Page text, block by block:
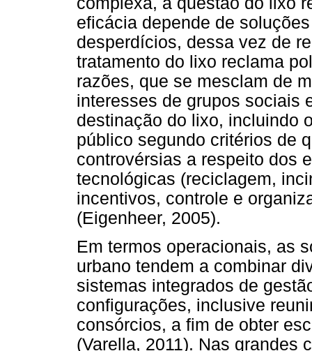
eficácia depende de
desperdícios, dessa vez de
tratamento do lixo reclama
razões, que se mesclam de
interesses de grupos sociais
destinação do lixo, incluindo
público segundo critérios de
controvérsias a respeito dos
tecnológicas (reciclagem,
incentivos, controle e
(Eigenheer, 2005).
Em termos operacionais, as
urbano tendem a combinar
sistemas integrados de
configurações, inclusive
consórcios, a fim de obter
(Varella, 2011). Nas grandes